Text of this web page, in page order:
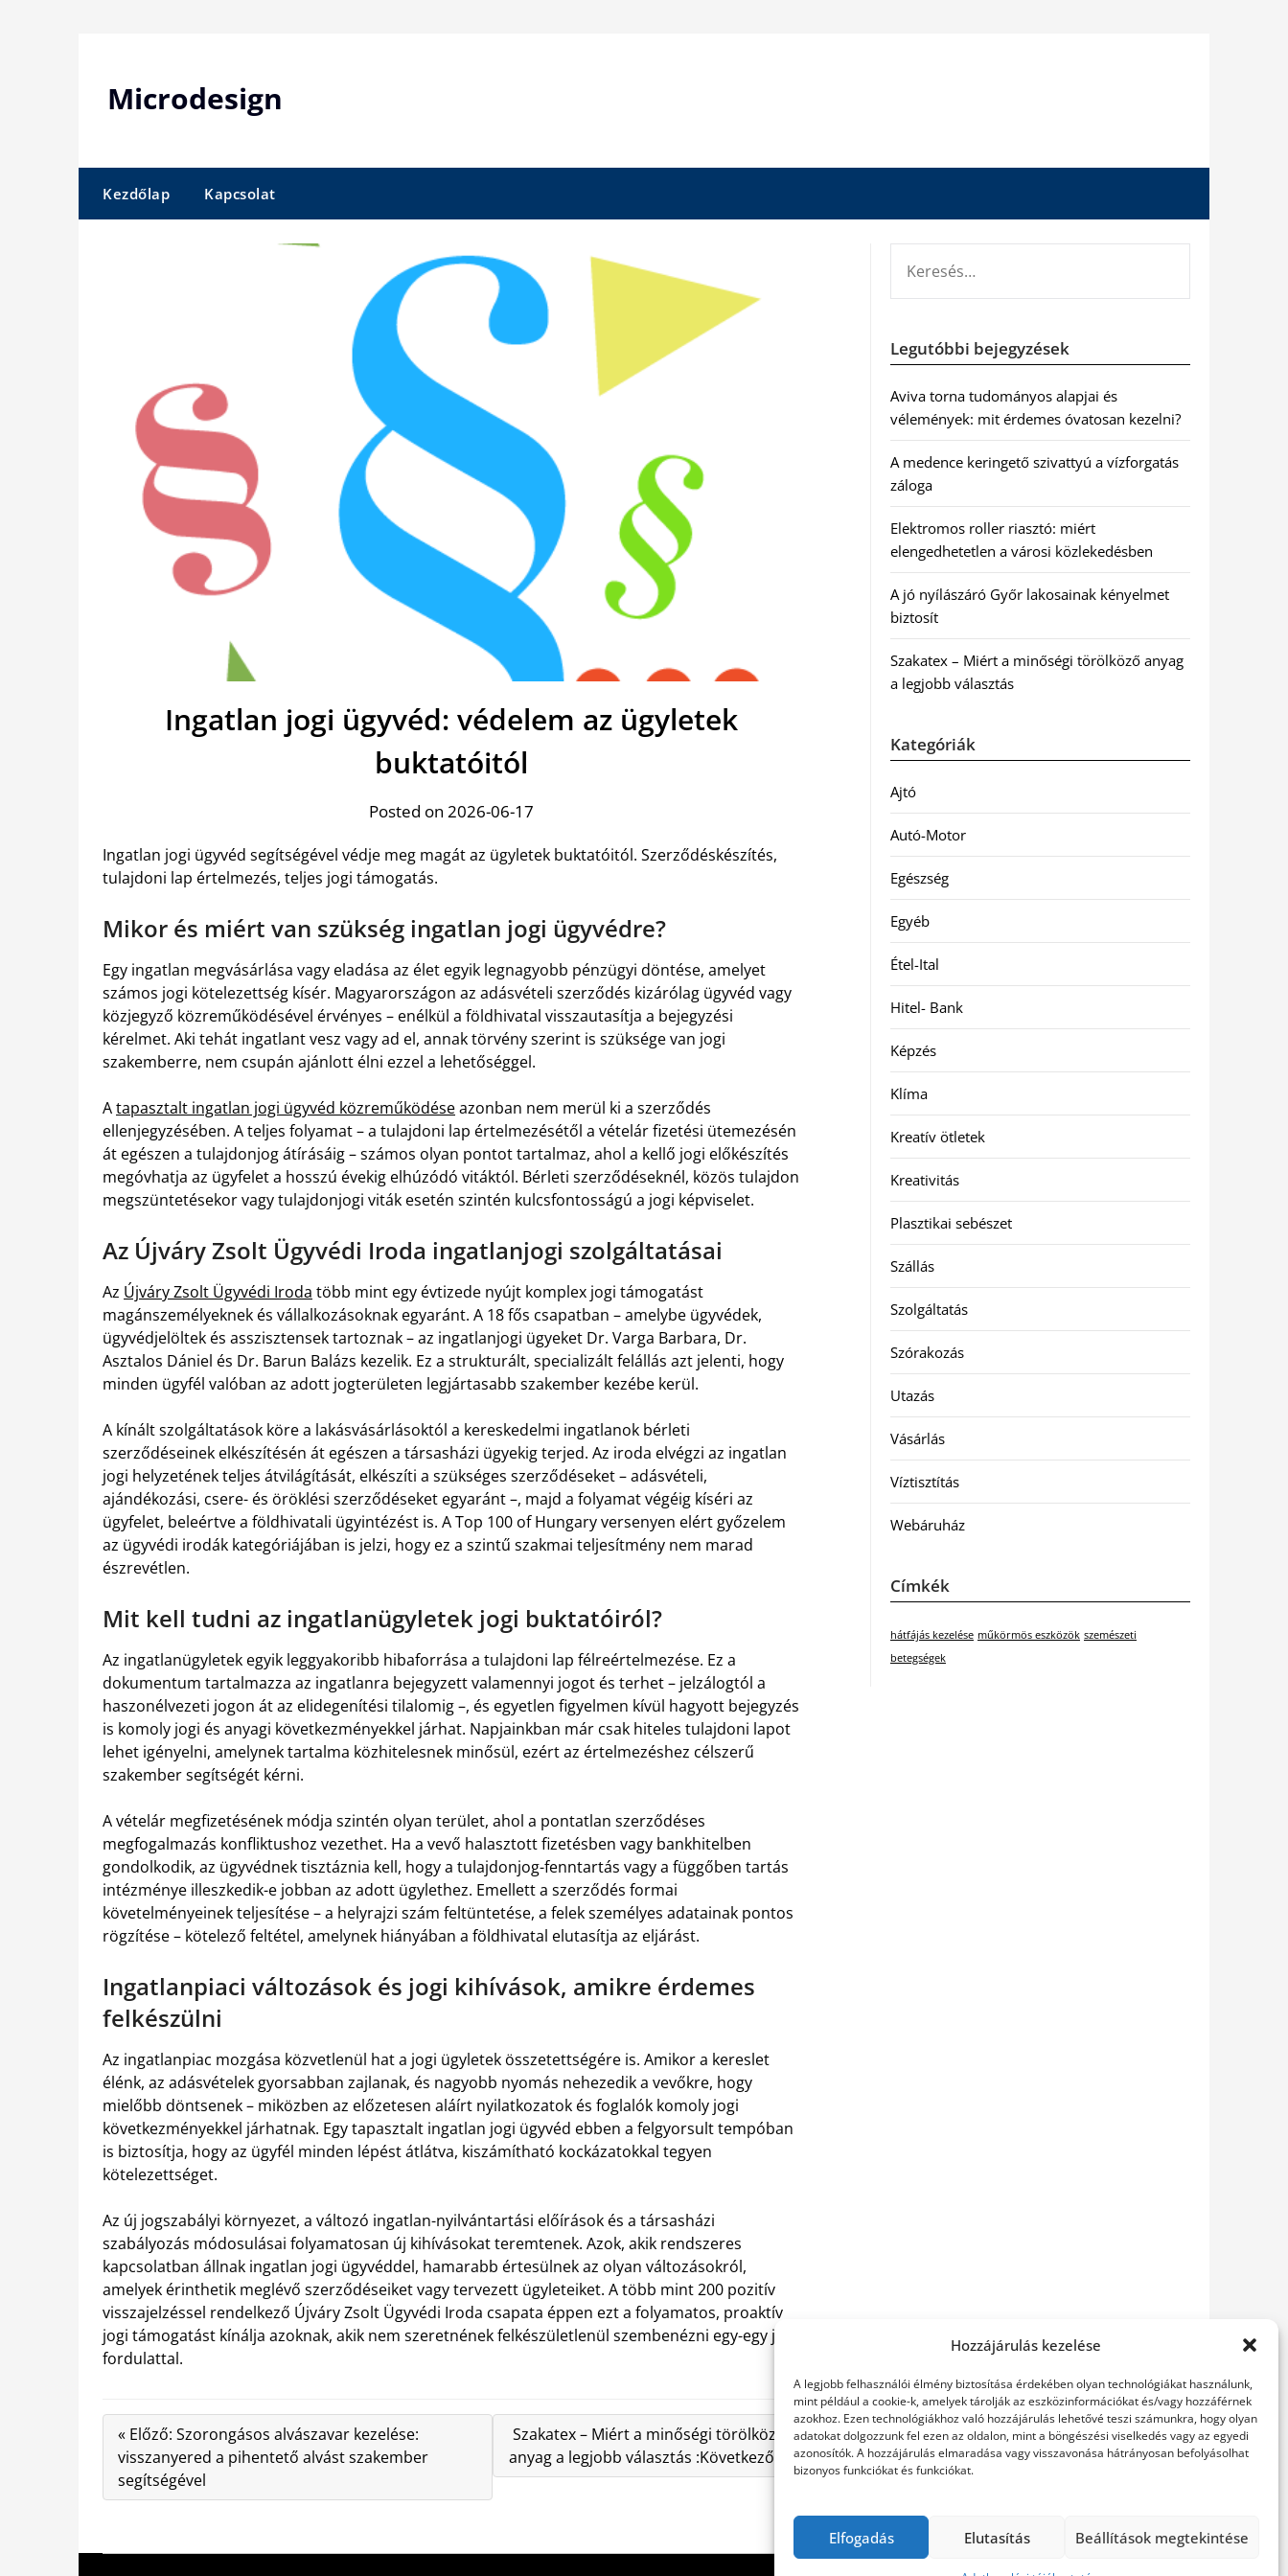
Hozzájárulás kezelése
A legjobb felhasználói élmény biztosítása érdekében olyan technológiákat használunk,
mint például a cookie-k, amelyek tárolják az eszközinformációkat és/vagy hozzáférnek
azokhoz. Ezen technológiákhoz való hozzájárulás lehetővé teszi számunkra, hogy olyan
adatokat dolgozzunk fel ezen az oldalon, mint a böngészési viselkedés vagy az egyedi
azonosítók. A hozzájárulás elmaradása vagy visszavonása hátrányosan befolyásolhat
bizonyos funkciókat és funkciókat.
Elfogadás Elutasítás Beállítások megtekintése
Microdesign
Kezdőlap Kapcsolat
Ingatlan jogi ügyvéd: védelem az ügyletek
buktatóitól
Posted on 2026-06-17
Ingatlan jogi ügyvéd segítségével védje meg magát az ügyletek buktatóitól. Szerződéskészítés,
tulajdoni lap értelmezés, teljes jogi támogatás.
Mikor és miért van szükség ingatlan jogi ügyvédre?
Egy ingatlan megvásárlása vagy eladása az élet egyik legnagyobb pénzügyi döntése, amelyet
számos jogi kötelezettség kísér. Magyarországon az adásvételi szerződés kizárólag ügyvéd vagy
közjegyző közreműködésével érvényes – enélkül a földhivatal visszautasítja a bejegyzési
kérelmet. Aki tehát ingatlant vesz vagy ad el, annak törvény szerint is szüksége van jogi
szakemberre, nem csupán ajánlott élni ezzel a lehetőséggel.
Atapasztalt ingatlan jogi ügyvéd közreműködéseazonban nem merül ki a szerződés
ellenjegyzésében. A teljes folyamat – a tulajdoni lap értelmezésétől a vételár fizetési ütemezésén
át egészen a tulajdonjog átírásáig – számos olyan pontot tartalmaz, ahol a kellő jogi előkészítés
megóvhatja az ügyfelet a hosszú évekig elhúzódó vitáktól. Bérleti szerződéseknél, közös tulajdon
megszüntetésekor vagy tulajdonjogi viták esetén szintén kulcsfontosságú a jogi képviselet.
Az Újváry Zsolt Ügyvédi Iroda ingatlanjogi szolgáltatásai
Az Újváry Zsolt Ügyvédi Iroda több mint egy évtizede nyújt komplex jogi támogatást
magánszemélyeknek és vállalkozásoknak egyaránt. A 18 fős csapatban – amelybe ügyvédek,
ügyvédjelöltek és asszisztensek tartoznak – az ingatlanjogi ügyeket Dr. Varga Barbara, Dr.
Asztalos Dániel és Dr. Barun Balázs kezelik. Ez a strukturált, specializált felállás azt jelenti, hogy
minden ügyfél valóban az adott jogterületen legjártasabb szakember kezébe kerül.
A kínált szolgáltatások köre a lakásvásárlásoktól a kereskedelmi ingatlanok bérleti
szerződéseinek elkészítésén át egészen a társasházi ügyekig terjed. Az iroda elvégzi az ingatlan
jogi helyzetének teljes átvilágítását, elkészíti a szükséges szerződéseket – adásvételi,
ajándékozási, csere- és öröklési szerződéseket egyaránt –, majd a folyamat végéig kíséri az
ügyfelet, beleértve a földhivatali ügyintézést is. A Top 100 of Hungary versenyen elért győzelem
az ügyvédi irodák kategóriájában is jelzi, hogy ez a szintű szakmai teljesítmény nem marad
észrevétlen.
Mit kell tudni az ingatlanügyletek jogi buktatóiról?
Az ingatlanügyletek egyik leggyakoribb hibaforrása a tulajdoni lap félreértelmezése. Ez a
dokumentum tartalmazza az ingatlanra bejegyzett valamennyi jogot és terhet – jelzálogtól a
haszonélvezeti jogon át az elidegenítési tilalomig –, és egyetlen figyelmen kívül hagyott bejegyzés
is komoly jogi és anyagi következményekkel járhat. Napjainkban már csak hiteles tulajdoni lapot
lehet igényelni, amelynek tartalma közhitelesnek minősül, ezért az értelmezéshez célszerű
szakember segítségét kérni.
A vételár megfizetésének módja szintén olyan terület, ahol a pontatlan szerződéses
megfogalmazás konfliktushoz vezethet. Ha a vevő halasztott fizetésben vagy bankhitelben
gondolkodik, az ügyvédnek tisztáznia kell, hogy a tulajdonjog-fenntartás vagy a függőben tartás
intézménye illeszkedik-e jobban az adott ügylethez. Emellett a szerződés formai
követelményeinek teljesítése – a helyrajzi szám feltüntetése, a felek személyes adatainak pontos
rögzítése – kötelező feltétel, amelynek hiányában a földhivatal elutasítja az eljárást.
Ingatlanpiaci változások és jogi kihívások, amikre érdemes
felkészülni
Az ingatlanpiac mozgása közvetlenül hat a jogi ügyletek összetettségére is. Amikor a kereslet
élénk, az adásvételek gyorsabban zajlanak, és nagyobb nyomás nehezedik a vevőkre, hogy
mielőbb döntsenek – miközben az előzetesen aláírt nyilatkozatok és foglalók komoly jogi
következményekkel járhatnak. Egy tapasztalt ingatlan jogi ügyvéd ebben a felgyorsult tempóban
is biztosítja, hogy az ügyfél minden lépést átlátva, kiszámítható kockázatokkal tegyen
kötelezettséget.
Az új jogszabályi környezet, a változó ingatlan-nyilvántartási előírások és a társasházi
szabályozás módosulásai folyamatosan új kihívásokat teremtenek. Azok, akik rendszeres
kapcsolatban állnak ingatlan jogi ügyvéddel, hamarabb értesülnek az olyan változásokról,
amelyek érinthetik meglévő szerződéseiket vagy tervezett ügyleteiket. A több mint 200 pozitív
visszajelzéssel rendelkező Újváry Zsolt Ügyvédi Iroda csapata éppen ezt a folyamatos, proaktív
jogi támogatást kínálja azoknak, akik nem szeretnének felkészületlenül szembenézni egy-egy jogi
fordulattal.
« Előző: Szorongásos alvászavar kezelése:
visszanyered a pihentető alvást szakember
segítségével
Szakatex – Miért a minőségi törölköző
anyag a legjobb választás :Következő »
Legutóbbi bejegyzések
Aviva torna tudományos alapjai és
vélemények: mit érdemes óvatosan kezelni?
A medence keringető szivattyú a vízforgatás
záloga
Elektromos roller riasztó: miért
elengedhetetlen a városi közlekedésben
A jó nyílászáró Győr lakosainak kényelmet
biztosít
Szakatex – Miért a minőségi törölköző anyag
a legjobb választás
Kategóriák
Ajtó
Autó-Motor
Egészség
Egyéb
Étel-Ital
Hitel- Bank
Képzés
Klíma
Kreatív ötletek
Kreativitás
Plasztikai sebészet
Szállás
Szolgáltatás
Szórakozás
Utazás
Vásárlás
Víztisztítás
Webáruház
Címkék
hátfájás kezelése műkörmös eszközök szemészeti
betegségek